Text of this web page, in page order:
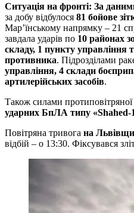
Ситуація на фронті: За
за добу відбулося 81 бойове
Мар’їнському напрямку – 21
завдала ударів по 10 районах
складу, 1 пункту управління
противника. Підрозділами
управління, 4 склади
артилерійських засобів.
Також силами
ударних БпЛА типу «Shahed-
Повітряна тривога на
відбій – о 13:30. Фіксувався